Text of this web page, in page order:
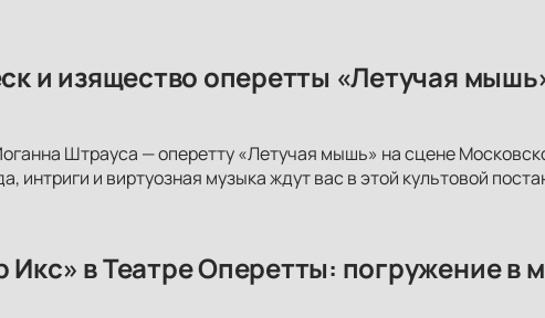
и изящество оперетты «Летучая
Штрауса — оперетту «Летучая мышь» на сцене
интриги и виртуозная музыка ждут вас в этой культовой
в Театре Оперетты: погружение в